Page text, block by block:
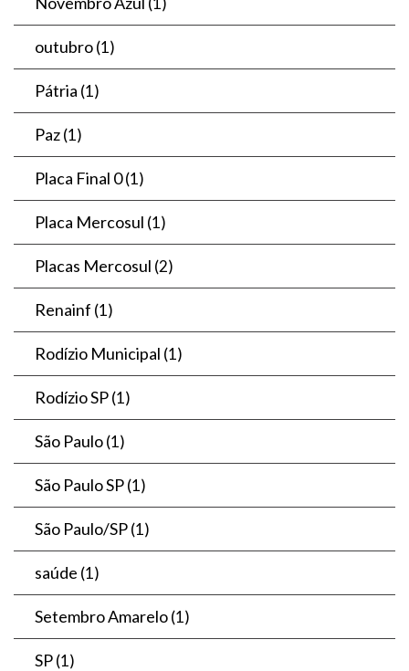
outubro(1)
Pátria (1)
Paz(1)
Placa Final 0(1)
Placa Mercosul (1)
Placas Mercosul (2)
Renainf (1)
Rodízio Municipal (1)
Rodízio SP(1)
São Paulo(1)
São Paulo SP(1)
São Paulo/SP(1)
saúde (1)
Setembro Amarelo(1)
SP(1)